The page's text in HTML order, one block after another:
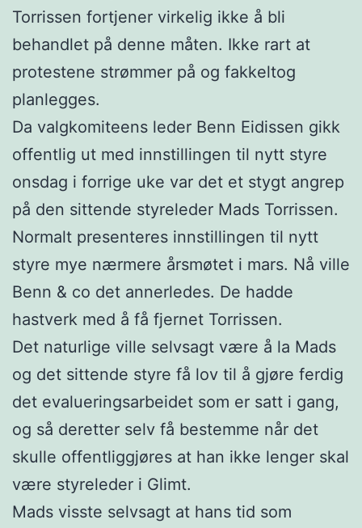
Torrissen fortjener virkelig ikke å bli
behandlet på denne måten. Ikke rart at
protestene strømmer på og fakkeltog
planlegges.
Da valgkomiteens leder Benn Eidissen gikk
offentlig ut med innstillingen til nytt styre
onsdag i forrige uke var det et stygt angrep
på den sittende styreleder Mads Torrissen.
Normalt presenteres innstillingen til nytt
styre mye nærmere årsmøtet i mars. Nå ville
Benn & co det annerledes. De hadde
hastverk med å få fjernet Torrissen.
Det naturlige ville selvsagt være å la Mads
og det sittende styre få lov til å gjøre ferdig
det evalueringsarbeidet som er satt i gang,
og så deretter selv få bestemme når det
skulle offentliggjøres at han ikke lenger skal
være styreleder i Glimt.
Mads visste selvsagt at hans tid som